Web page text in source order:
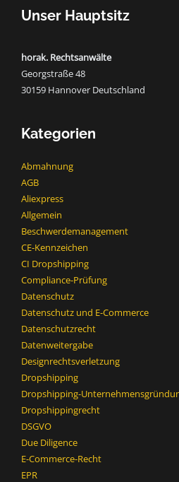
Unser Hauptsitz
horak. Rechtsanwälte
Georgstraße 48
30159 Hannover Deutschland
Kategorien
Abmahnung
AGB
Aliexpress
Allgemein
Beschwerdemanagement
CE-Kennzeichen
CI Dropshipping
Compliance-Prüfung
Datenschutz
Datenschutz und E-Commerce
Datenschutzrecht
Datenweitergabe
Designrechtsverletzung
Dropshipping
Dropshipping-
Dropshippingrecht
DSGVO
Due Diligence
E-Commerce-Recht
EPR